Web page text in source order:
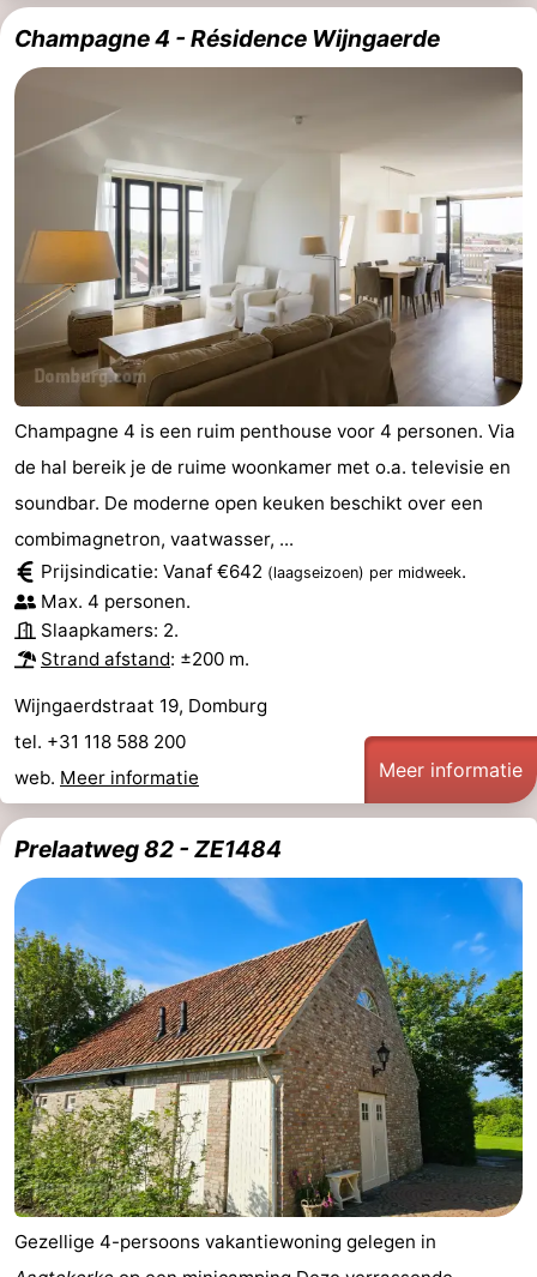
Champagne 4 - Résidence Wijngaerde
Champagne 4 is een ruim penthouse voor 4 personen. Via
de hal bereik je de ruime woonkamer met o.a. televisie en
soundbar. De moderne open keuken beschikt over een
combimagnetron, vaatwasser, ...
Prijsindicatie: Vanaf €642 (laagseizoen) per midweek.
Max. 4 personen.
Slaapkamers: 2.
Strand afstand: ±200 m.
Wijngaerdstraat 19, Domburg
tel. +31 118 588 200
web. Meer informatie Meer informatie
Prelaatweg 82 - ZE1484
Gezellige 4-persoons vakantiewoning gelegen in